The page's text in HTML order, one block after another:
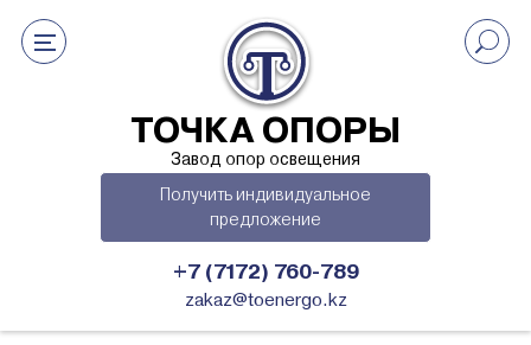
ТОЧКА ОПОРЫ
Завод опор освещения
Получить индивидуальное
предложение
+7 (7172) 760-789
zakaz@toenergo.kz